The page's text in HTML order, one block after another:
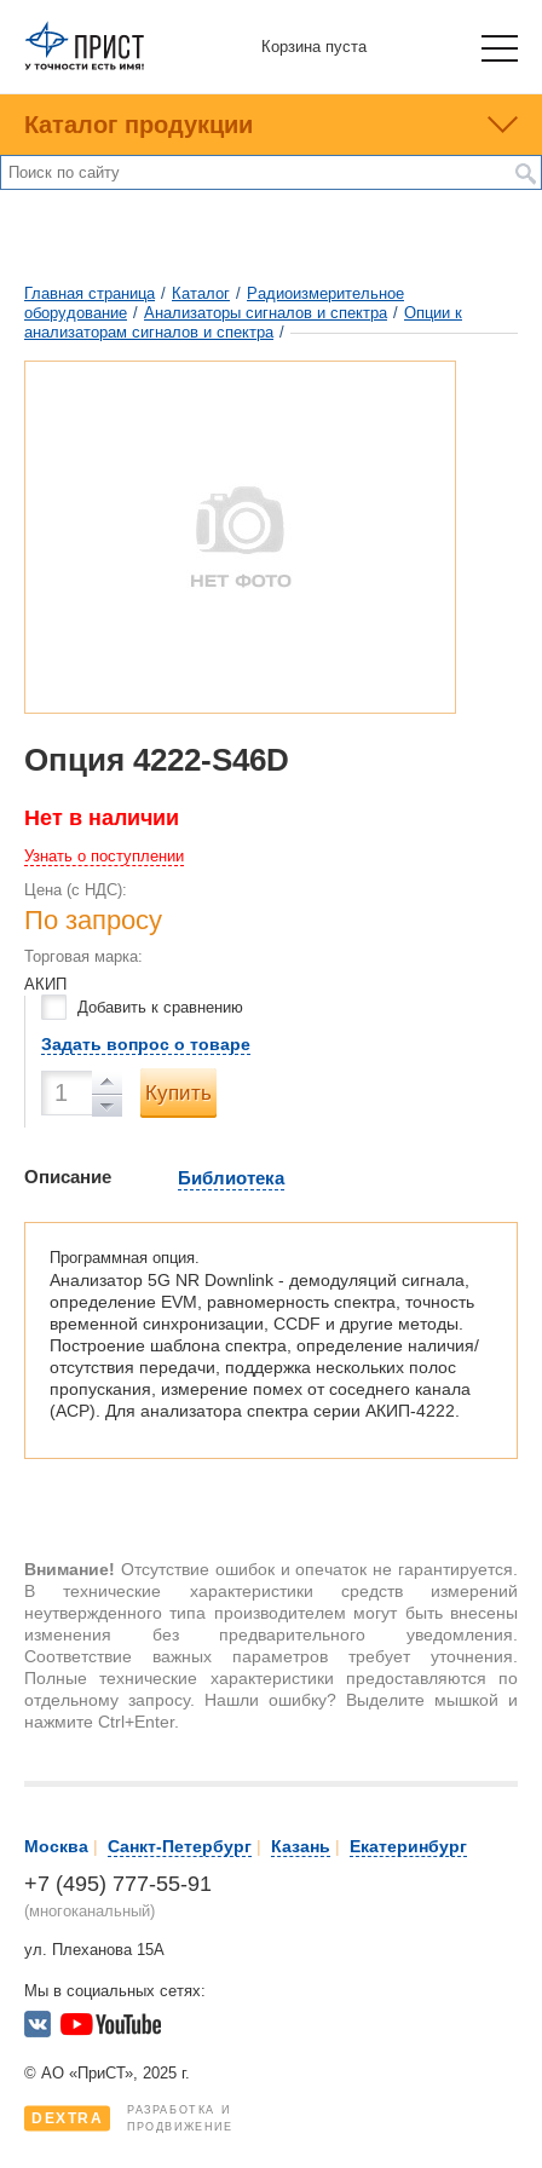
Корзина пуста
Каталог продукции
Главная страница / Каталог / Радиоизмерительное
оборудование / Анализаторы сигналов и спектра / Опции к
анализаторам сигналов и спектра /
Опция 4222-S46D
Нет в наличии
Узнать о поступлении
Цена (с НДС):
По запросу
Торговая марка:
АКИП
Добавить к сравнению
Задать вопрос о товаре
Купить
Описание Библиотека
Программная опция.
Анализатор 5G NR Downlink - демодуляций сигнала,
определение EVM, равномерность спектра, точность
временной синхронизации, CCDF и другие методы.
Построение шаблона спектра, определение наличия/
отсутствия передачи, поддержка нескольких полос
пропускания, измерение помех от соседнего канала
(ACP). Для анализатора спектра серии АКИП-4222.
Внимание! Отсутствие ошибок и опечаток не гарантируется.
В технические характеристики средств измерений
неутвержденного типа производителем могут быть внесены
изменения без предварительного уведомления.
Соответствие важных параметров требует уточнения.
Полные технические характеристики предоставляются по
отдельному запросу. Нашли ошибку? Выделите мышкой и
нажмите Ctrl+Enter.
Москва | Санкт-Петербург | Казань | Екатеринбург
+7 (495) 777-55-91
(многоканальный)
ул. Плеханова 15А
Мы в социальных сетях:
© АО «ПриСТ», 2025 г.
DEXTRA
РАЗРАБОТКА И
ПРОДВИЖЕНИЕ